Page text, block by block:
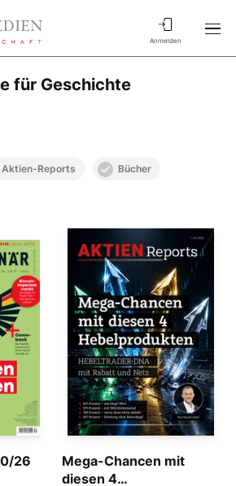
Anmelden
für Geschichte
Aktien-Reports Bücher
26
Mega-Chancen mit
diesen 4